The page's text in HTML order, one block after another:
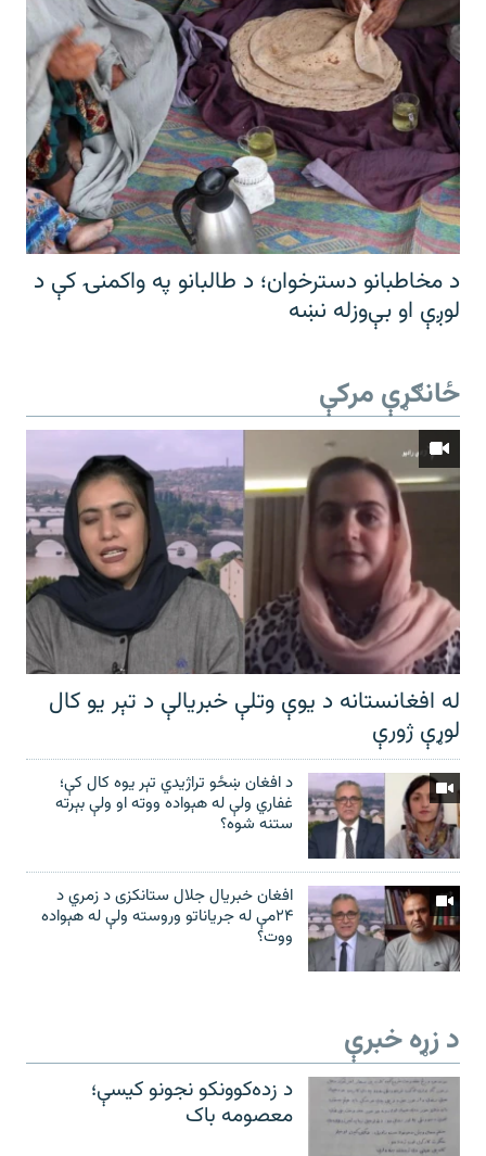
د مخاطبانو دسترخوان؛ د طالبانو په واکمنۍ کې د
لوږې او بې‌وزله نښه
ځانګړې مرکې
له افغانستانه د یوې وتلې خبریالې د تېر يو کال
لوړې ژورې
د افغان ښځو تراژیدي تېر یوه کال کې؛
غفاري ولې له هېواده ووته او ولې بېرته
ستنه شوه؟
افغان خبریال جلال ستانکزی د زمري د
۲۴مې له جریاناتو وروسته ولې له هېواده
ووت؟
د زړه خبرې
د زده‌کوونکو نجونو کیسې؛
معصومه باک